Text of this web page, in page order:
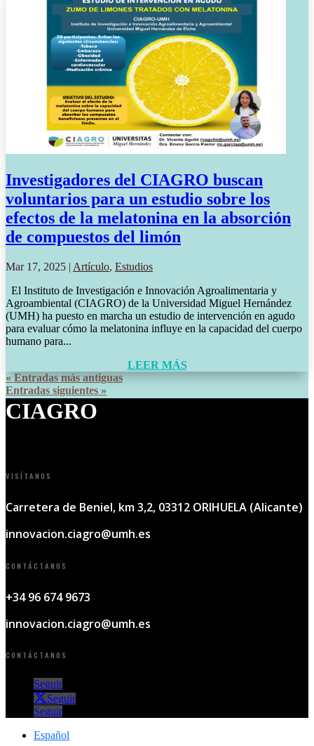
Investigadores del CIAGRO buscan
voluntarios para un estudio sobre los
efectos de la melatonina en la absorción
de compuestos del limón
Mar 17, 2025 | Artículo, Estudios
El Instituto de Investigación e Innovación Agroalimentaria y
Agroambiental (CIAGRO) de la Universidad Miguel Hernández
(UMH) ha puesto en marcha un estudio de intervención en agudo
para evaluar cómo la melatonina influye en la capacidad del cuerpo
humano para...
LEER MÁS
« Entradas más antiguas
Entradas siguientes »
CIAGRO
VISÍTANOS
Carretera de Beniel, km 3,2, 03312 ORIHUELA (Alicante)
innovacion.ciagro@umh.es
CONTÁCTANOS
+34 96 674 9673
innovacion.ciagro@umh.es
CONTÁCTANOS
Seguir
Seguir
Seguir
Español